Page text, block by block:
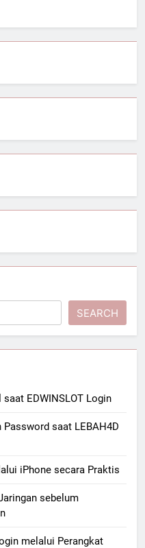
SEARCH
EDWINSLOT Login
Password saat LEBAH4D
iPhone secara Praktis
sebelum
melalui Perangkat